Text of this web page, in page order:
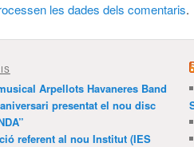
les dades dels comentaris.
Arpellots Havaneres Band
presentat el nou disc
referent al nou Institut (IES